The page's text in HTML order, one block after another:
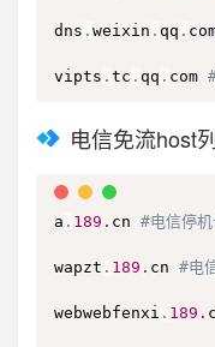
dns . weixin . qq .
vipts . tc . qq . com
电信免流host
a . 189. cn #电信停
wapzt . 189. cn #电
webwebfenxi . 189.